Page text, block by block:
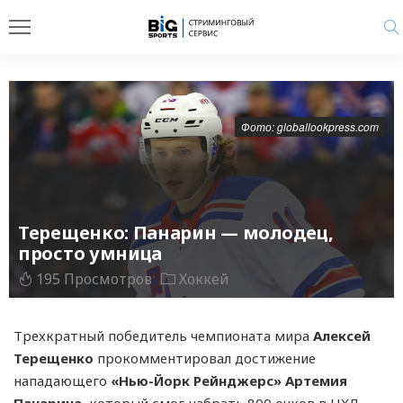
Терещенко: Панарин — молодец,
просто умница
195 Просмотров Хоккей
Фото: globallookpress.com
Трехкратный победитель чемпионата мира Алексей
Терещенко прокомментировал достижение
нападающего «Нью-Йорк Рейнджерс» Артемия